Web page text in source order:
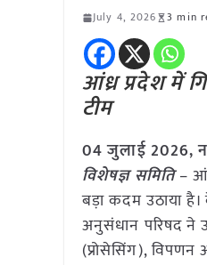
July 4, 2026 3 min
आंध्र प्रदेश में
टीम
04 जुलाई2026,
विशेषज्ञ समिति–
बड़ा कदम उठाया है।
अनुसंधान परिषद ने
(प्रोसेसिंग),